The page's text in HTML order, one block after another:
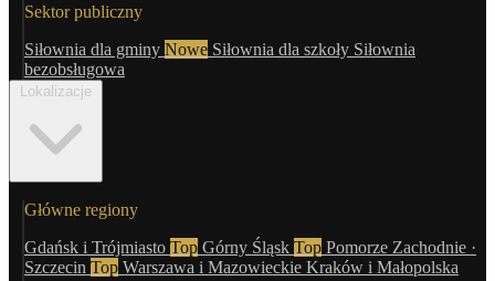
Sektor publiczny
Siłownia dla gminy Nowe Siłownia dla szkoły Siłownia
bezobsługowa
Lokalizacje
Główne regiony
Gdańsk i Trójmiasto Top Górny Śląsk Top Pomorze Zachodnie ·
Szczecin Top Warszawa i Mazowieckie Kraków i Małopolska